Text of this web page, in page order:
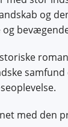
og
samfund
med den